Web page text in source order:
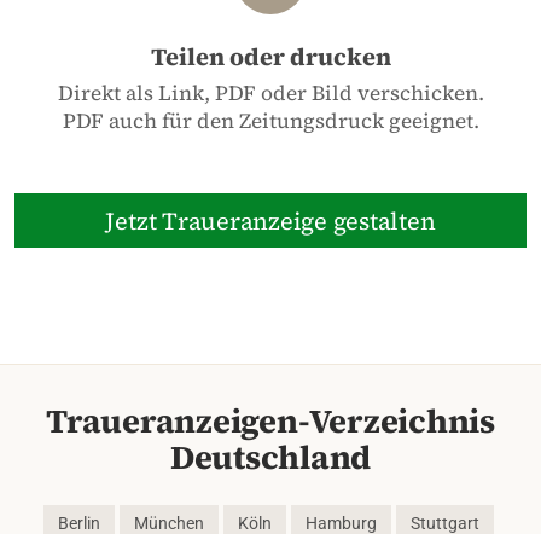
Teilen oder drucken
Direkt als Link, PDF oder Bild verschicken.
PDF auch für den Zeitungsdruck geeignet.
Jetzt Traueranzeige gestalten
Traueranzeigen-Verzeichnis
Deutschland
Berlin München Köln Hamburg Stuttgart